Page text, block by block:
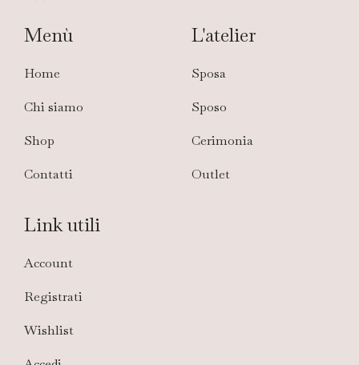
Menù
Home
Chi siamo
Shop
Contatti
L'atelier
Sposa
Sposo
Cerimonia
Outlet
Link utili
Account
Registrati
Wishlist